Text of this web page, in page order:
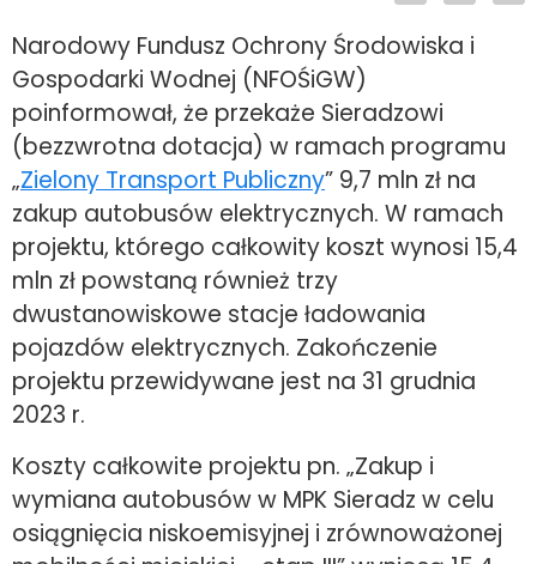
Narodowy Fundusz Ochrony Środowiska i
Gospodarki Wodnej (NFOŚiGW)
poinformował, że przekaże Sieradzowi
(bezzwrotna dotacja) w ramach programu
„Zielony Transport Publiczny” 9,7 mln zł na
zakup autobusów elektrycznych. W ramach
projektu, którego całkowity koszt wynosi 15,4
mln zł powstaną również trzy
dwustanowiskowe stacje ładowania
pojazdów elektrycznych. Zakończenie
projektu przewidywane jest na 31 grudnia
2023 r.
Koszty całkowite projektu pn. „Zakup i
wymiana autobusów w MPK Sieradz w celu
osiągnięcia niskoemisyjnej i zrównoważonej